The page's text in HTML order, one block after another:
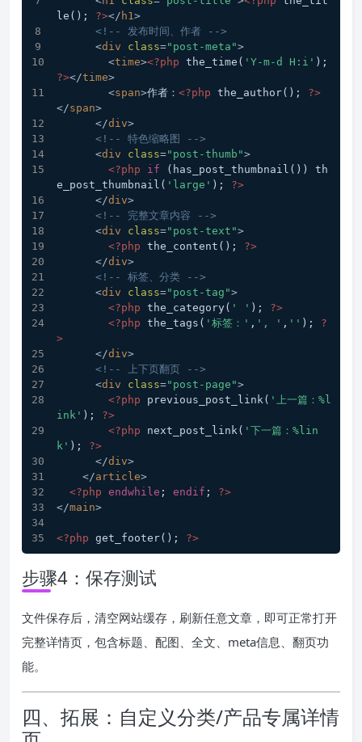
le(); ?></ h1>
<!-- 发布时间、作者 -->
<div class="post-meta">
<time><?php the_time( 'Y-m-d H:i'
?></time>
<span>作者： <?php the_author(); ?>
</span>
</div>
<!-- 特色缩略图 -->
<div class="post-thumb">
<?php
if (has_post_thumbnail()) th
e_post_thumbnail( 'large' ); ?>
</div>
<!-- 完整文章内容 -->
<div class="post-text">
<?php the_content(); ?>
</div>
<!-- 标签、分类 -->
<div class="post-tag">
<?php the_category( ' ' ); ?>
<?php the_tags( '标签：' , ', ' , '' ); ?
>
</div>
<!-- 上下页翻页 -->
<div class="post-page">
<?php previous_post_link( '上一篇：%l
ink' ); ?>
<?php next_post_link( '下一篇：%lin
k' ); ?>
</div>
</article>
<?php endwhile ; endif ; ?>
</main>
<?php get_footer(); ?>
步骤4：保存测试
文件保存后，清空网站缓存，刷新任意文章，即可正常打开
完整详情页，包含标题、配图、全文、meta信息、翻页功
能。
四、拓展：自定义分类/产品专属详情